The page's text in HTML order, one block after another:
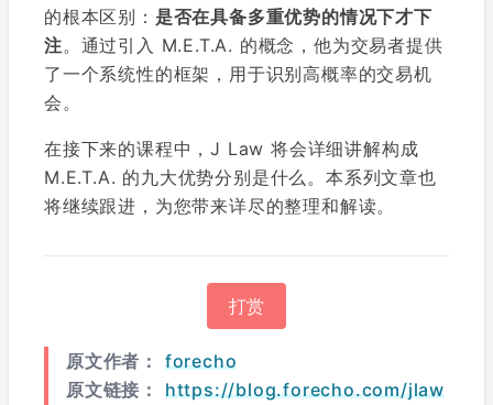
的根本区别： 是否在具备多重优势的情况下才下
注。通过引入 M.E.T.A. 的概念，他为交易者提供
了一个系统性的框架，用于识别高概率的交易机
会。
在接下来的课程中，J Law 将会详细讲解构成
M.E.T.A. 的九大优势分别是什么。本系列文章也
将继续跟进，为您带来详尽的整理和解读。
打赏
原文作者：
forecho
原文链接：
https://blog.forecho.com/jlaw